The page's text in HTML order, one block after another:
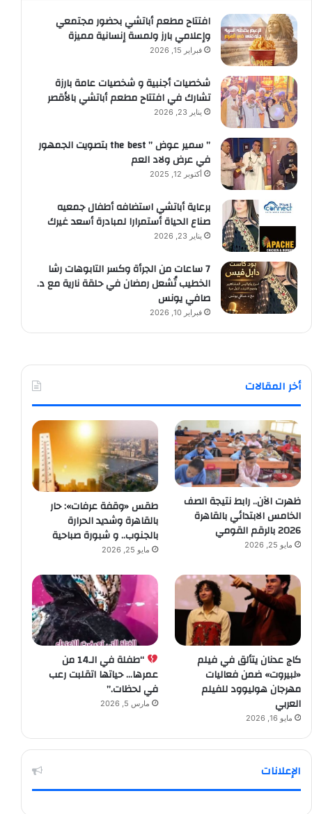
افتتاح مطعم أباتشي بحضور مجتمعي
وإعلامي بارز ولمسة إنسانية مميزة
فبراير 15, 2026
شخصيات أجنبية و شخصيات عامة بارزة
تشارك في افتتاح مطعم أباتشي بالأقصر
يناير 23, 2026
” سمير عوض ” the best بتصويت الجمهور
في عرض ولاد العم
أكتوبر 12, 2025
برعاية أباتشي استضافه أطفال جمعيه
صناع الحياة أستمرارا لمبادرة أسعد غيرك
يناير 23, 2026
7 ساعات من الجرأة وكسر التابوهات رشا
الخطيب تُشعل رمضان في حلقة نارية مع د.
صافي يونس
فبراير 10, 2026
أخر المقالات
ظهرت الآن.. رابط نتيجة الصف
الخامس الابتدائي بالقاهرة
2026 بالرقم القومي
مايو 25, 2026
طقس «وقفة عرفات»: حار
بالقاهرة وشديد الحرارة
بالجنوب.. و شبورة صباحية
مايو 25, 2026
كاج عدنان يتألق في فيلم
«لبيروت» ضمن فعاليات
مهرجان هوليوود للفيلم
العربي
مايو 16, 2026
“طفلة في الـ14 من
عمرها… حياتها اتقلبت رعب
في لحظات.”
مارس 5, 2026
الإعلانات